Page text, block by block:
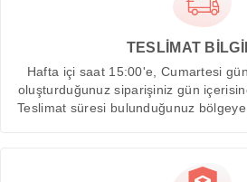
TESLİMAT
Hafta içi saat 15:00'e, Cumartesi
oluşturduğunuz siparişiniz gün
Teslimat süresi bulunduğunuz